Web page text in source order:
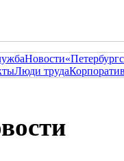
Новости
Люди труда